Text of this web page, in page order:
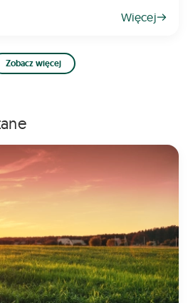
ma na celu ograniczenie
Więcej
Zobacz więcej